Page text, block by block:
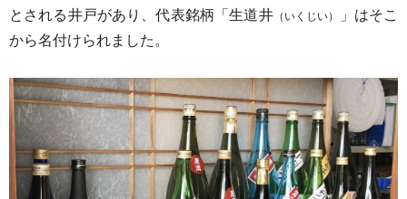
とされる井戸があり、代表銘柄「生道井（いくじい）
」はそこ
から名付けられました。